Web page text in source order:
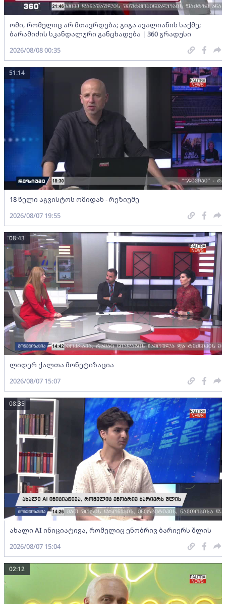
ომი, რომელიც არ მთავრდება; გიგა ავალიანის საქმე;
ბარამიძის სკანდალური განცხადება | 360 გრადუსი
2026/08/08 00:35
18 წელი აგვისტოს ომიდან - რეზიუმე
51:14
2026/08/07 19:55
ლიდერ ქალთა მონეტიზაცია
08:43
2026/08/07 15:07
ახალი AI ინიციატივა, რომელიც ენობრივ ბარიერს შლის
08:35
2026/08/07 15:04
02:12